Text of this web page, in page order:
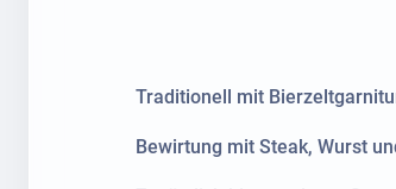
Traditionell mit
Bewirtung mit Steak, Wurst